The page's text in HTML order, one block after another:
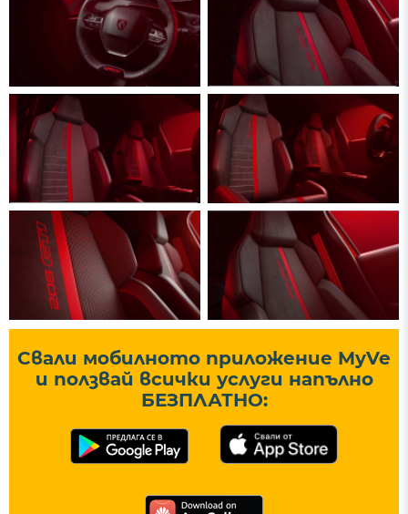
Свали мобилното приложение MyVe
и ползвай всички услуги напълно
БЕЗПЛАТНО: